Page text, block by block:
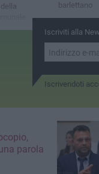
Presidente
barlettano
Iscriviti alla
Iscrivendoti
parola